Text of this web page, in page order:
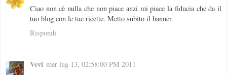
Ciao non cè nulla che non piace anzi mi piace la fiducia che da il
tuo blog con le tue ricette. Metto subito il banner.
Rispondi
Vevi mer lug 13, 02:58:00 PM 2011